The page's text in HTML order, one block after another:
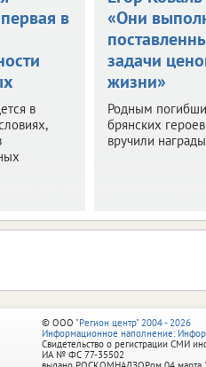
в
в
«Они
задачи
жизни»
Родным
брянских героев
вручили
© ООО "Регион центр" 2004 - 2026
Информационное наполнение:
Свидетельство о регистрации СМИ
ИА № ФС 77‑35502